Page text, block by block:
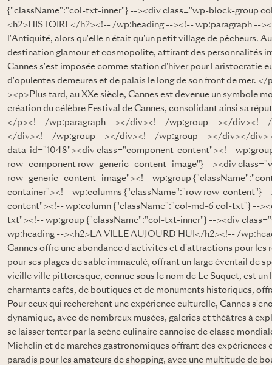
{"className":"col-txt-inner"} --><div class="wp-block-group
<h2>HISTOIRE</h2><!-- /wp:heading --><!-- wp:paragraph --
l'Antiquité, alors qu'elle n'était qu'un petit village de pêcheurs.
destination glamour et cosmopolite, attirant des personnalités
Cannes s'est imposée comme station d'hiver pour l'aristocratie
d'opulentes demeures et de palais le long de son front de mer.
><p>Plus tard, au XXe siècle, Cannes est devenue un symbole
création du célèbre Festival de Cannes, consolidant ainsi sa
</p><!-- /wp:paragraph --></div><!-- /wp:group --></div><!--
</div><!-- /wp:group --></div><!-- /wp:group --></div></div>
data-id="1048"><div class="component-content"><!--
row_component row_generic_content_image"} --><div
row_generic_content_image"><!-- wp:group
container"><!-- wp:columns {"className":"row row-content"}
content"><!-- wp:column {"className":"col-md-6 col-txt"} --
txt"><!-- wp:group {"className":"col-txt-inner"} --><div
wp:heading --><h2>LA VILLE AUJOURD'HUI</h2><!-- /
Cannes offre une abondance d'activités et d'attractions pour les
pour ses plages de sable immaculé, offrant un large éventail de
vieille ville pittoresque, connue sous le nom de Le Suquet, est un
charmants cafés, de boutiques et de monuments historiques,
Pour ceux qui recherchent une expérience culturelle, Cannes
dynamique, avec de nombreux musées, galeries et théâtres à
se laisser tenter par la scène culinaire cannoise de classe
Michelin et de marchés gastronomiques offrant des expériences
paradis pour les amateurs de shopping, avec une multitude de